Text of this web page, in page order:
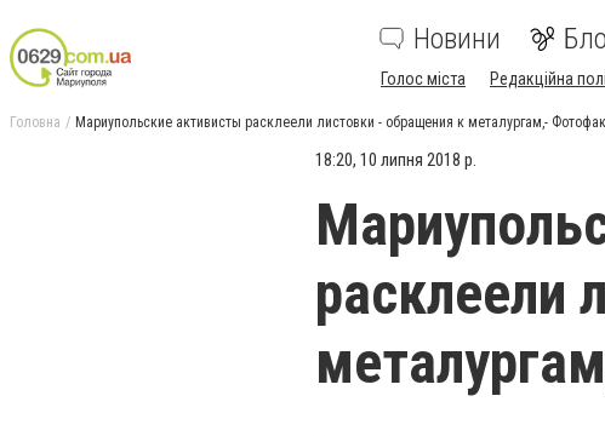
Новини
Голос міста Редакційна
Головна Мариупольские активисты расклеели листовки - обращения к металургам,-
18:20, 10 липня 2018 р.
расклеели